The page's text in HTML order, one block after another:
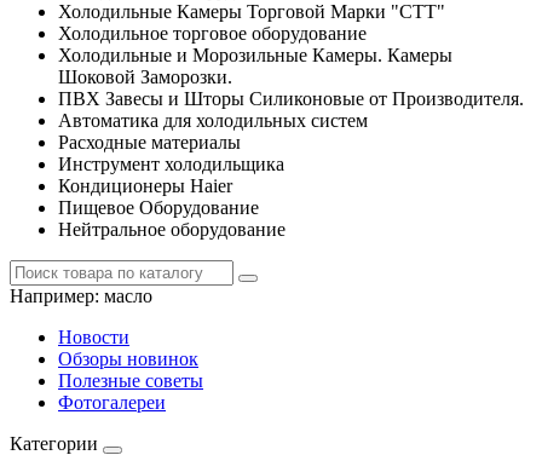
Холодильные Камеры Торговой Марки "СТТ"
Холодильное торговое оборудование
Холодильные и Морозильные Камеры. Камеры
Шоковой Заморозки.
ПВХ Завесы и Шторы Силиконовые от Производителя.
Автоматика для холодильных систем
Расходные материалы
Инструмент холодильщика
Кондиционеры Haier
Пищевое Оборудование
Нейтральное оборудование
Например: масло
Новости
Обзоры новинок
Полезные советы
Фотогалереи
Категории